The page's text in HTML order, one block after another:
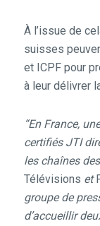
À l’issue de
suisses
et ICPF pour
à leur délivrer
“En France,
certifiés JTI
les chaînes
Télévisions et
groupe de
d’accueillir